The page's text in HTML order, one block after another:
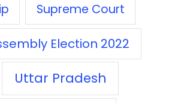
Supreme Court
Election 2022
Uttar Pradesh